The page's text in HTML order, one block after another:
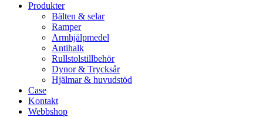
Produkter
Bälten & selar
Ramper
Armhjälpmedel
Antihalk
Rullstolstillbehör
Dynor & Trycksår
Hjälmar & huvudstöd
Case
Kontakt
Webbshop